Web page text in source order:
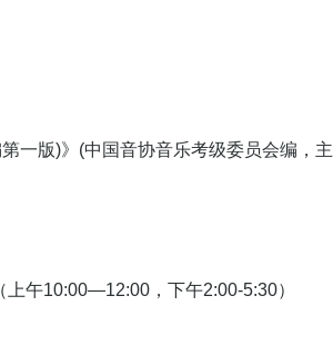
版)》(中国音协音乐考级委员会编，主
午10:00—12:00，下午2:00-5:30）